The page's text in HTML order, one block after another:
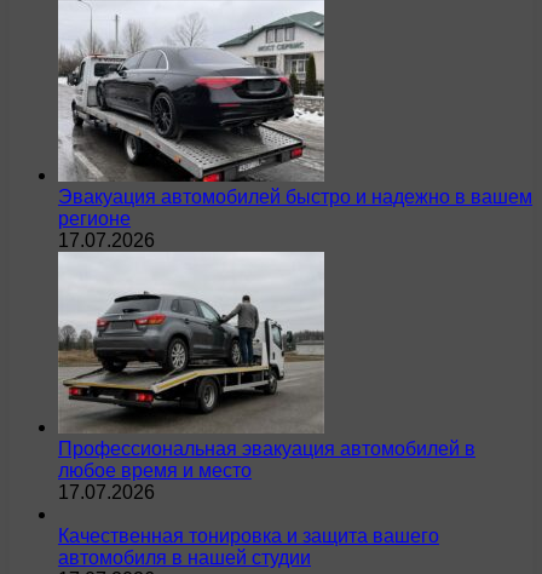
Эвакуация автомобилей быстро и надежно в вашем
регионе
17.07.2026
Профессиональная эвакуация автомобилей в
любое время и место
17.07.2026
Качественная тонировка и защита вашего
автомобиля в нашей студии